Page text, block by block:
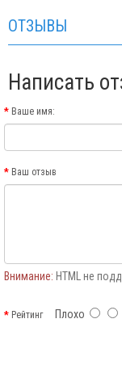
ОТЗЫВЫ
Написать
Ваше имя:
Ваш отзыв
Внимание: HTML не
РейтингПлохо